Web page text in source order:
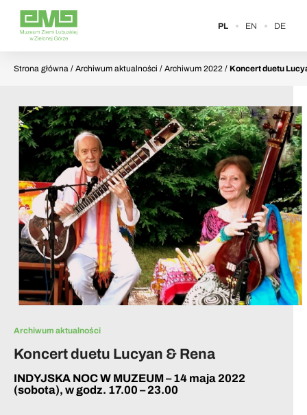
PL EN DE
Strona główna / Archiwum aktualności / Archiwum 2022 / Koncert duetu
Archiwum aktualności
Koncert duetu Lucyan & Rena
INDYJSKA NOC W MUZEUM – 14 maja 2022
(sobota), w godz. 17.00 – 23.00